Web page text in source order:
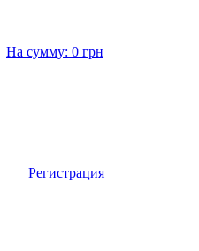
На сумму: 0 грн
Регистрация